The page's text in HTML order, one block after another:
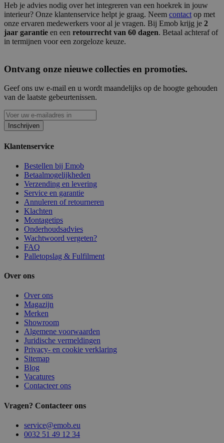
Heb je advies nodig over het integreren van een hoekrek in jouw
interieur? Onze klantenservice helpt je graag. Neem contact op met
onze ervaren medewerkers voor al je vragen. Bij Emob krijg je 2
jaar garantie en een retourrecht van 60 dagen. Betaal achteraf of
in termijnen voor een zorgeloze keuze.
Ontvang onze nieuwe collecties en promoties.
Geef ons uw e-mail en u wordt maandelijks op de hoogte gehouden
van de laatste gebeurtenissen.
Inschrijven
Klantenservice
Bestellen bij Emob
Betaalmogelijkheden
Verzending en levering
Service en garantie
Annuleren of retourneren
Klachten
Montagetips
Onderhoudsadvies
Wachtwoord vergeten?
FAQ
Palletopslag & Fulfilment
Over ons
Over ons
Magazijn
Merken
Showroom
Algemene voorwaarden
Juridische vermeldingen
Privacy- en cookie verklaring
Sitemap
Blog
Vacatures
Contacteer ons
Vragen? Contacteer ons
service@emob.eu
0032 51 49 12 34